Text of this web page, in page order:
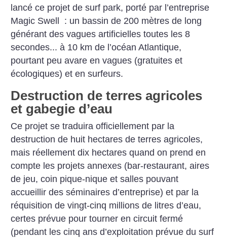
lancé ce projet de surf park, porté par l’entreprise
Magic Swell : un bassin de 200 mètres de long
générant des vagues artificielles toutes les 8
secondes... à 10 km de l’océan Atlantique,
pourtant peu avare en vagues (gratuites et
écologiques) et en surfeurs.
Destruction de terres agricoles
et gabegie d’eau
Ce projet se traduira officiellement par la
destruction de huit hectares de terres agricoles,
mais réellement dix hectares quand on prend en
compte les projets annexes (bar-restaurant, aires
de jeu, coin pique-nique et salles pouvant
accueillir des séminaires d’entreprise) et par la
réquisition de vingt-cinq millions de litres d’eau,
certes prévue pour tourner en circuit fermé
(pendant les cinq ans d’exploitation prévue du surf